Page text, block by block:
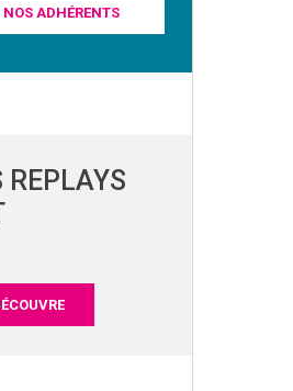
NOS ADHÉRENTS
REPLAYS